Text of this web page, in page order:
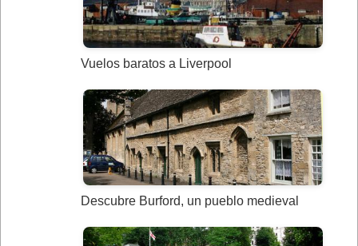
Vuelos baratos a Liverpool
Descubre Burford, un pueblo medieval